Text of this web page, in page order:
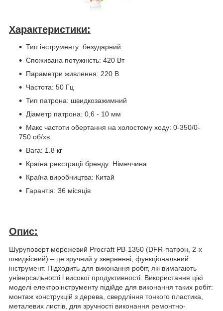
Характеристики:
Тип інструменту: безударний
Споживана потужність: 420 Вт
Параметри живлення: 220 В
Частота: 50 Гц
Тип патрона: швидкозажимний
Діаметр патрона: 0,6 - 10 мм
Макс частоти обертання на холостому ходу: 0-350/0-
750 об/хв
Вага: 1.8 кг
Країна реєстрації бренду: Німеччина
Країна виробництва: Китай
Гарантія: 36 місяців
Опис:
Шуруповерт мережевий Proсraft PB-1350 (DFR-патрон, 2-х
швидкісний) – це зручний у зверненні, функціональний
інструмент. Підходить для виконання робіт, які вимагають
універсальності і високої продуктивності. Використання цієї
моделі електроінструменту підійде для виконання таких робіт:
монтаж конструкцій з дерева, свердління тонкого пластика,
металевих листів, для зручності виконання ремонтно-